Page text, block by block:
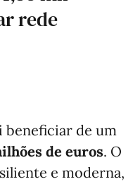
rede
beneficiar de um
de euros. O
e moderna,